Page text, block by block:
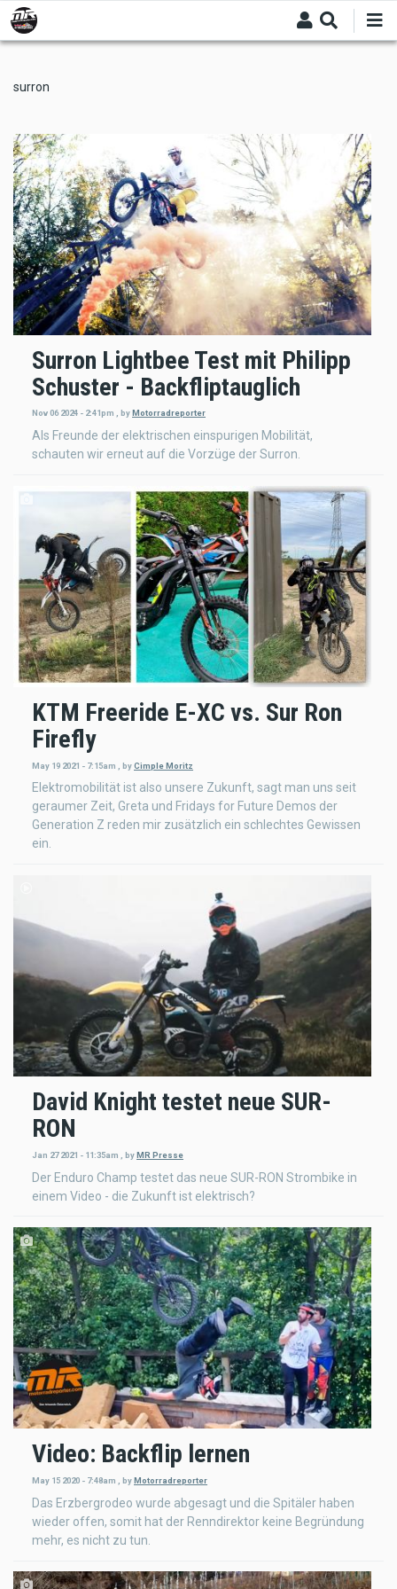
Skip
to
main
surron
Surron Lightbee Test mit Philipp
Schuster - Backfliptauglich
Nov 06 2024 - 2:41pm , by Motorradreporter
Als Freunde der elektrischen einspurigen Mobilität,
schauten wir erneut auf die Vorzüge der Surron.
KTM Freeride E-XC vs. Sur Ron
Firefly
May 19 2021 - 7:15am byCimple Moritz
Elektromobilität ist also unsere Zukunft, sagt man uns seit
geraumer Zeit, Greta und Fridays for Future Demos der
Generation Z reden mir zusätzlich ein schlechtes Gewissen
ein.
David Knight testet neue SUR-
RON
Jan 27 2021 - 11:35am byMR Presse
Der Enduro Champ testet das neue SUR-RON Strombike in
einem Video - die Zukunft ist elektrisch?
Video: Backflip lernen
May 15 2020 - 7:48am byMotorradreporter
Das Erzbergrodeo wurde abgesagt und die Spitäler haben
wieder offen, somit hat der Renndirektor keine Begründung
mehr, es nicht zu tun.